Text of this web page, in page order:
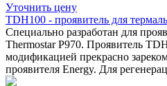
Уточнить цену
TDH100 - проявитель для
Специально разработан для
Thermostar P970. Проявитель
модификацией прекрасно
проявителя Energy. Для